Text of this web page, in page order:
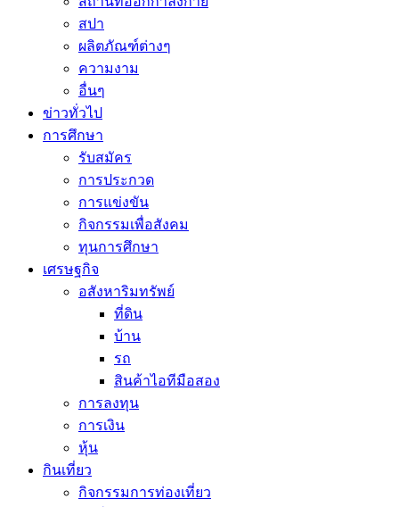
สปา
ผลิตภัณฑ์ต่างๆ
ความงาม
อื่นๆ
ข่าวทั่วไป
การศึกษา
รับสมัคร
การประกวด
การแข่งขัน
กิจกรรมเพื่อสังคม
ทุนการศึกษา
เศรษฐกิจ
อสังหาริมทรัพย์
ที่ดิน
บ้าน
รถ
สินค้าไอทีมือสอง
การลงทุน
การเงิน
หุ้น
กินเที่ยว
กิจกรรมการท่องเที่ยว